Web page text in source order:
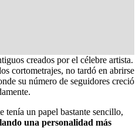
creados por el célebre artista.
cortometrajes, no tardó en abrirse
su número de seguidores creció
tenía un papel bastante sencillo,
una personalidad más